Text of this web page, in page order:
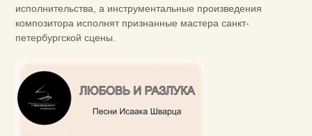
исполнительства, а инструментальные произведения
композитора исполнят признанные мастера санкт-
петербургской сцены.